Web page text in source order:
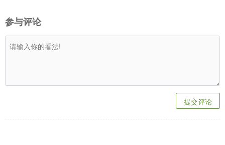
参与评论
提交评论